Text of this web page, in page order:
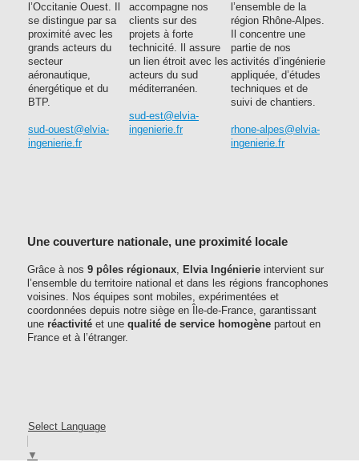
l’Occitanie Ouest. Il
se distingue par sa
proximité avec les
grands acteurs du
secteur
aéronautique,
énergétique et du
BTP.
sud-ouest@elvia-
ingenierie.fr
accompagne nos
clients sur des
projets à forte
technicité. Il assure
un lien étroit avec les
acteurs du sud
méditerranéen.
sud-est@elvia-
ingenierie.fr
l’ensemble de la
région Rhône-Alpes.
Il concentre une
partie de nos
activités d’ingénierie
appliquée, d’études
techniques et de
suivi de chantiers.
rhone-alpes@elvia-
ingenierie.fr
Une couverture nationale, une proximité locale
Grâce à nos 9 pôles régionaux Elvia Ingénierie intervient sur
l’ensemble du territoire national et dans les régions francophones
voisines. Nos équipes sont mobiles, expérimentées et
coordonnées depuis notre siège en Île-de-France, garantissant
une réactivité et une qualité de service homogène partout en
France et à l’étranger.
Select Language
▼